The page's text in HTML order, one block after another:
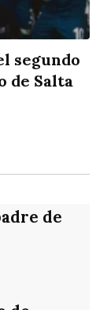
segundo
de Salta
de